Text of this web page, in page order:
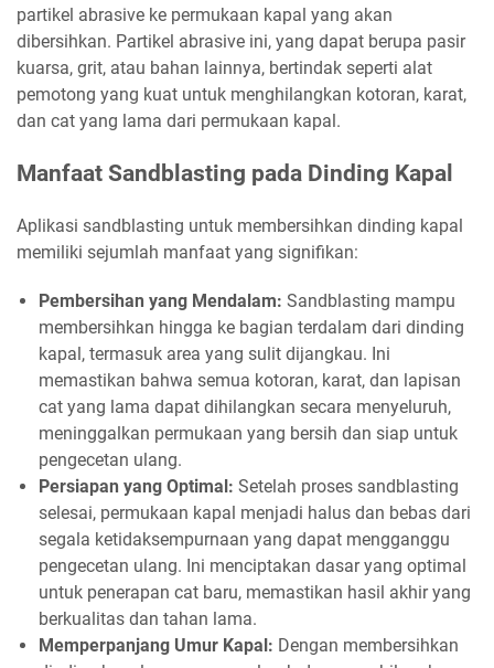
partikel abrasive ke permukaan kapal yang akan
dibersihkan. Partikel abrasive ini, yang dapat berupa pasir
kuarsa, grit, atau bahan lainnya, bertindak seperti alat
pemotong yang kuat untuk menghilangkan kotoran, karat,
dan cat yang lama dari permukaan kapal.
Manfaat Sandblasting pada Dinding Kapal
Aplikasi sandblasting untuk membersihkan dinding kapal
memiliki sejumlah manfaat yang signifikan:
Pembersihan yang Mendalam: Sandblasting mampu
membersihkan hingga ke bagian terdalam dari dinding
kapal, termasuk area yang sulit dijangkau. Ini
memastikan bahwa semua kotoran, karat, dan lapisan
cat yang lama dapat dihilangkan secara menyeluruh,
meninggalkan permukaan yang bersih dan siap untuk
pengecetan ulang.
Persiapan yang Optimal: Setelah proses sandblasting
selesai, permukaan kapal menjadi halus dan bebas dari
segala ketidaksempurnaan yang dapat mengganggu
pengecetan ulang. Ini menciptakan dasar yang optimal
untuk penerapan cat baru, memastikan hasil akhir yang
berkualitas dan tahan lama.
Memperpanjang Umur Kapal: Dengan membersihkan